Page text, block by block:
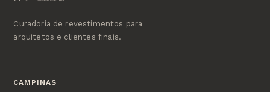
Curadoria de revestimentos para
arquitetos e clientes finais.
CAMPINAS